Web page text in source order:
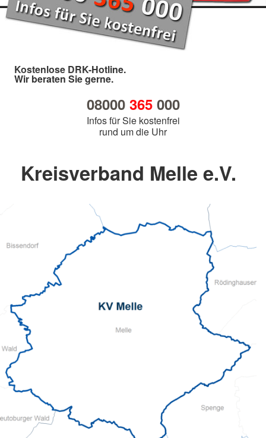
Kostenlose DRK-Hotline.
Wir beraten Sie gerne.
08000 365000
Infos für Sie kostenfrei
rund um die Uhr
Kreisverband Melle e.V.